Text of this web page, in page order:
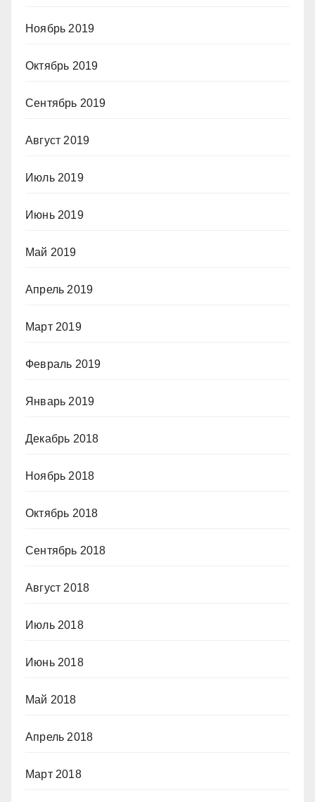
Ноябрь 2019
Октябрь 2019
Сентябрь 2019
Август 2019
Июль 2019
Июнь 2019
Май 2019
Апрель 2019
Март 2019
Февраль 2019
Январь 2019
Декабрь 2018
Ноябрь 2018
Октябрь 2018
Сентябрь 2018
Август 2018
Июль 2018
Июнь 2018
Май 2018
Апрель 2018
Март 2018